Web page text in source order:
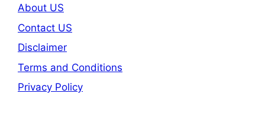
About US
Contact US
Disclaimer
Terms and Conditions
Privacy Policy